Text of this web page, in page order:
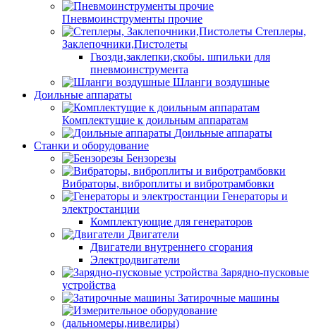
Пневмоинструменты прочие
Степлеры,
Заклепочники,Пистолеты
Гвозди,заклепки,скобы. шпильки для
пневмоинструмента
Шланги воздушные
Доильные аппараты
Комплектущие к доильным аппаратам
Доильные аппараты
Станки и оборудование
Бензорезы
Вибраторы, виброплиты и вибротрамбовки
Генераторы и
электростанции
Комплектующие для генераторов
Двигатели
Двигатели внутреннего сгорания
Электродвигатели
Зарядно-пусковые
устройства
Затирочные машины